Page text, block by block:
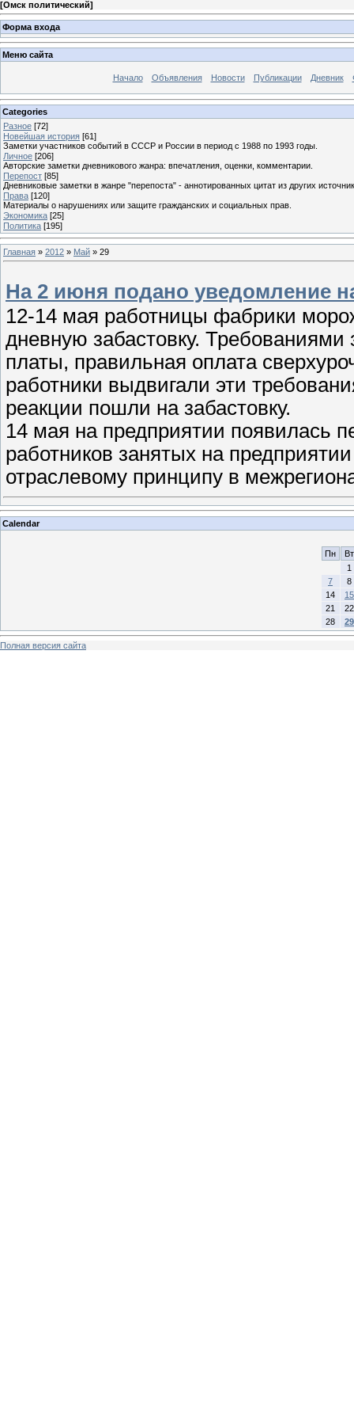
[Омск политический]
Форма входа
Меню сайта
Начало Объявления Новости Публикации Дневник
Categories
Разное [72]
Новейшая история [61]
Заметки участников событий в СССР и России в период с 1988 по 1993 годы.
Личное [206]
Авторские заметки дневникового жанра: впечатления, оценки, комментарии.
Перепост [85]
Дневниковые заметки в жанре "перепоста" - аннотированных цитат из других
Права [120]
Материалы о нарушениях или защите гражданских и социальных прав.
Экономика [25]
Политика [195]
Главная » 2012 » Май » 29
На 2 июня подано уведомление
12-14 мая работницы фабрики
дневную забастовку.
платы, правильная оплата
работники выдвигали эти
реакции пошли на забастовку.
14 мая на предприятии появилась
работников занятых на
отраслевому принципу в
Calendar
Пн
Вт
1
7
8
14
15
21
22
28
29
Полная версия сайта